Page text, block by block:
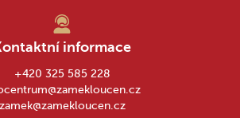
informace
+420 325 585 228
zamek@zamekloucen.cz